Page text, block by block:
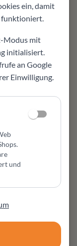
modernen
ein, damit
funktioniert.
Modus mit
initialisiert.
an Google
Einwilligung.
.
und